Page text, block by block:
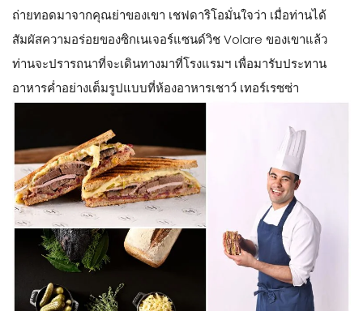
ถ่ายทอดมาจากคุณย่าของเขา เชฟดาริโอมั่นใจว่า เมื่อท่านได้
สัมผัสความอร่อยของซิกเนเจอร์แซนด์วิช Volare ของเขาแล้ว
ท่านจะปรารถนาที่จะเดินทางมาที่โรงแรมฯ เพื่อมารับประทาน
อาหารค่ำอย่างเต็มรูปแบบที่ห้องอาหารเชาว์ เทอร์เรซซ่า